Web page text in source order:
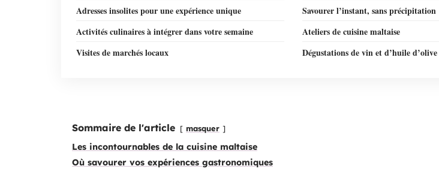
Adresses insolites pour une expérience unique
Savourer l’instant, sans précipitation
Activités culinaires à intégrer dans votre semaine
Ateliers de cuisine maltaise
Visites de marchés locaux
Dégustations de vin et d’huile d’olive
Sommaire de l'article masquer
Les incontournables de la cuisine maltaise
Où savourer vos expériences gastronomiques